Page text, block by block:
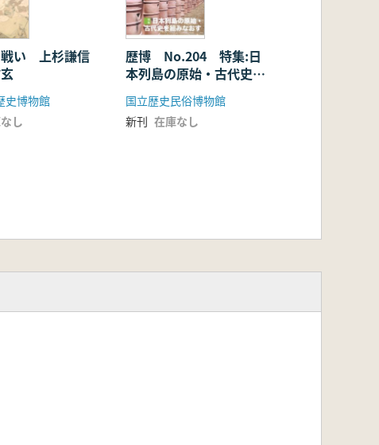
戦い 上杉謙信
史博物館
し
歴博 No.204 特集:日
本列島の原始・古代史を
組みなおす
国立歴史民俗博物館
新刊 在庫なし